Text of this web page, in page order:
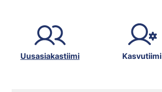
Uusasiakastiimi Kasvutiimi